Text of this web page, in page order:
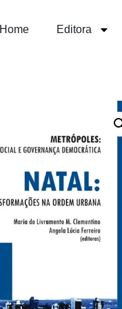
Home Editora